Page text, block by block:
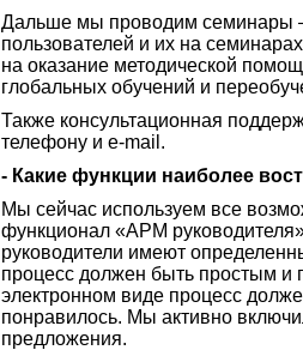
Дальше мы проводим семинары
пользователей и их на
на оказание методической
глобальных обучений и
Также консультационная
телефону и e-mail.
- Какие функции наиболее
Мы сейчас используем все
функционал «АРМ
руководители имеют
процесс должен быть простым
электронном виде процесс
понравилось. Мы активно
предложения.